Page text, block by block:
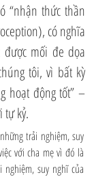
“nhận thức thần
có nghĩa
mối đe dọa
tôi, vì bất kỳ
hoạt động tốt” –
tự kỷ.
trải nghiệm, suy
với cha mẹ vì đó là
suy nghĩ của